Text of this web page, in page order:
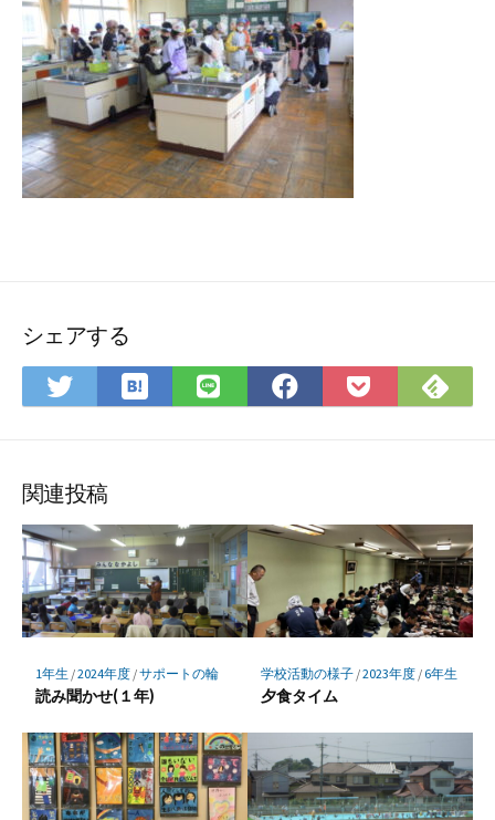
シェアする
Twitter
で
ア
は
て
ク
マ
ー
ク
に
存
LINE
で
Facebook
で
Pocket
に
で
関連投稿
1年生 /2024年度/サポートの輪
読み聞かせ(１年)
学校活動の様子/2023年度/ 6年生
夕食タイム